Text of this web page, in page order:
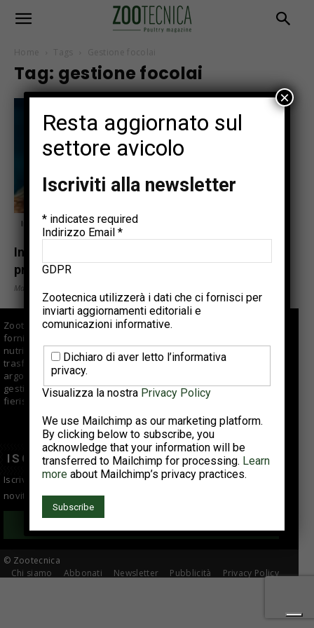
Home Tags Gestione focolai
Tag: gestione focolai
In evidenza
Influenza aviaria, l’Italia avvia il primo
progetto pilota di vaccinazione negli...
Maggio 18, 2026
Zootecnica.it è il sito specializzato sul settore avicolo che
fornisce informazioni di qualità per aziende di selezione,
nutrizionisti, veterinari, allevatori e centri di macellazione e
trasformazione. Offre approfondimenti e articoli su vari
argomenti fra cui tendenze di mercato, buone pratiche di
gestione e suggerimenti tecnici; si occupa anche di eventi
fieristici, reportage e interviste ad aziende del comparto.
ISCRIVITI ALLA NEWSLETTER
Iscriviti alla newsletter per essere sempre informato sulle
novità del settore avicolo!
© Zootecnica
Chi siamo
Abbonati Newsletter Pubblicità Privacy Policy
Resta aggiornato sul
settore avicolo
Iscriviti alla newsletter
* indicates required
Indirizzo Email *
GDPR
Zootecnica utilizzerà i dati che ci fornisci per
inviarti aggiornamenti editoriali e
comunicazioni informative.
Dichiaro di aver letto l’informativa
privacy.
Visualizza la nostra Privacy Policy
We use Mailchimp as our marketing platform.
By clicking below to subscribe, you
acknowledge that your information will be
transferred to Mailchimp for processing. Learn
more about Mailchimp’s privacy practices.
×